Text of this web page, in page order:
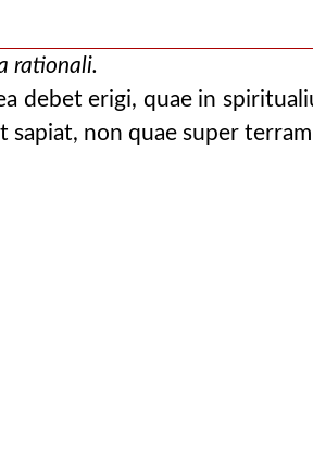
rationali.
debet erigi, quae in
sapiat, non quae super